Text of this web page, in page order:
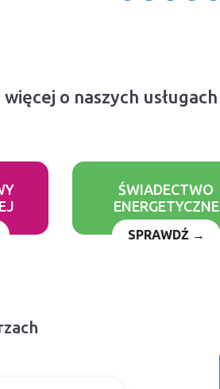
o naszych usługach
ŚWIADECTWO
ENERGETYCZNE
SPRAWDŹ →